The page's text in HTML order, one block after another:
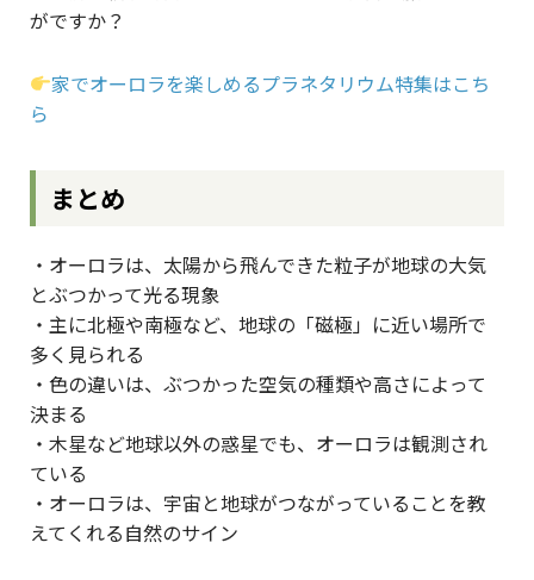
がですか？
家でオーロラを楽しめるプラネタリウム特集はこち
ら
まとめ
・オーロラは、太陽から飛んできた粒子が地球の大気
とぶつかって光る現象
・主に北極や南極など、地球の「磁極」に近い場所で
多く見られる
・色の違いは、ぶつかった空気の種類や高さによって
決まる
・木星など地球以外の惑星でも、オーロラは観測され
ている
・オーロラは、宇宙と地球がつながっていることを教
えてくれる自然のサイン